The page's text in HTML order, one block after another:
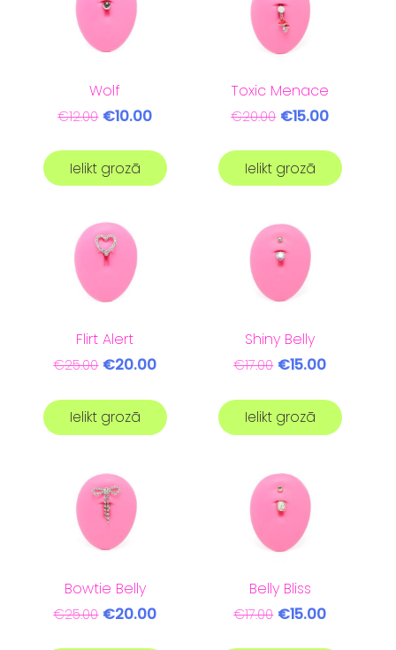
Wolf
€12.00 €10.00
Ielikt grozā
Toxic Menace
€20.00 €15.00
Ielikt grozā
Flirt Alert
€25.00 €20.00
Ielikt grozā
Shiny Belly
€17.00 €15.00
Ielikt grozā
Bowtie Belly
€25.00 €20.00
Belly Bliss
€17.00 €15.00